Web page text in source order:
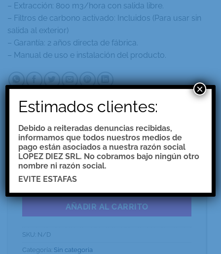
– Extracción: 800 m3/hora con salida libre.
– Filtros de carbono activado: Incluidos (Para usar sin
salida al exterior)
– Garantía: 2 años directa de fábrica.
– Manual de uso e instalación del producto.
$0.00
Diametro
CAMPANA COLHUE cantidad
AÑADIR AL CARRITO
SKU: N/D
Categoría: Sin categoria
Estimados clientes:
Debido a reiteradas denuncias recibidas,
informamos que todos nuestros medios de
pago están asociados a nuestra razón social
LOPEZ DIEZ SRL. No cobramos bajo ningún otro
nombre ni razón social.
EVITE ESTAFAS
×